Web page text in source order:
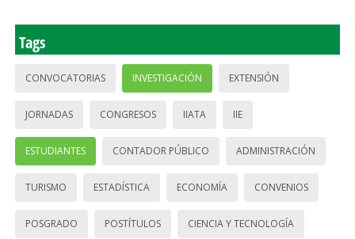
Tags
CONVOCATORIAS INVESTIGACIÓN EXTENSIÓN
JORNADAS CONGRESOS IIATA IIE
ESTUDIANTES CONTADOR PÚBLICO ADMINISTRACIÓN
TURISMO ESTADÍSTICA ECONOMÍA CONVENIOS
POSGRADO POSTÍTULOS CIENCIA Y TECNOLOGÍA